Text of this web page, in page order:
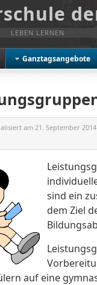
LEBEN LERNEN
Ganztagsangebote
am 21. September 2014
sind ein
dem Ziel
auf eine